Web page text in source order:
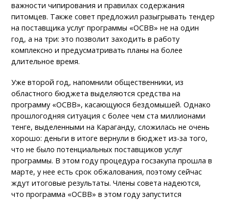
важности чипирования и правилах содержания
питомцев. Также совет предложил разыгрывать тендер
на поставщика услуг программы «ОСВВ» не на один
год, а на три: это позволит заходить в работу
комплексно и предусматривать планы на более
длительное время.
Уже второй год, напомнили общественники, из
областного бюджета выделяются средства на
программу «ОСВВ», касающуюся бездомышей. Однако
прошлогодняя ситуация с более чем ста миллионами
тенге, выделенными на Караганду, сложилась не очень
хорошо: деньги в итоге вернули в бюджет из-за того,
что не было потенциальных поставщиков услуг
программы. В этом году процедура госзакупа прошла в
марте, у нее есть срок обжалования, поэтому сейчас
ждут итоговые результаты. Члены совета надеются,
что программа «ОСВВ» в этом году запустится